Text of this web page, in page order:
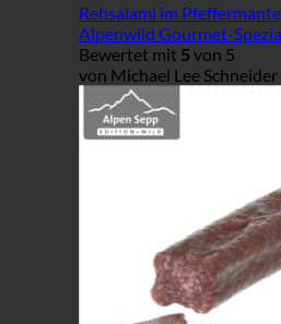
Rehsalami im
Alpenwild Gourmet-
Bewertet mit 5 von 5
von Michael Lee Schneider